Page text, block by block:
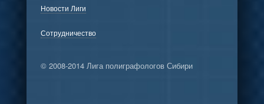
Новости Лиги
Сотрудничество
© 2008-2014 Лига полиграфологов Сибири